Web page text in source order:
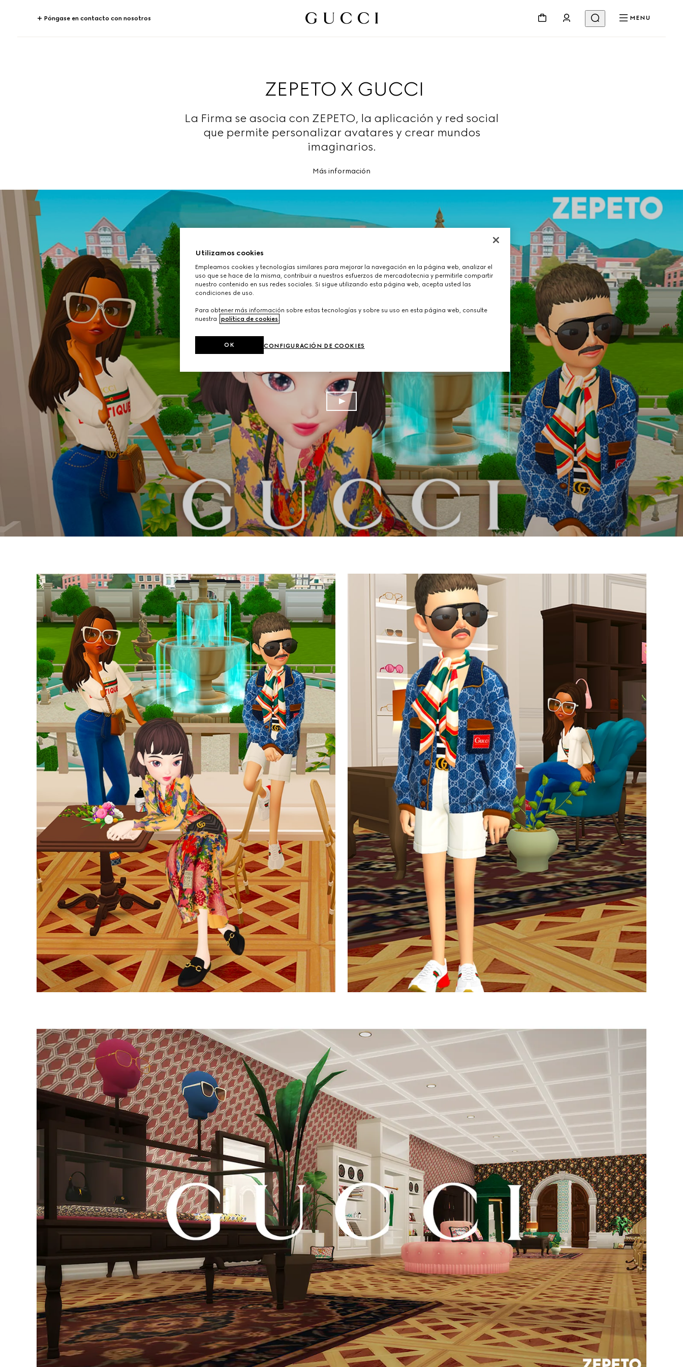
Póngase en contacto con nosotros MENU
ZEPETO X GUCCI
La Firma se asocia con ZEPETO, la aplicación y red social
que permite personalizar avatares y crear mundos
imaginarios.
Más información
Utilizamos cookies
Empleamos cookies y tecnologías similares para mejorar la navegación en la página web, analizar el
uso que se hace de la misma, contribuir a nuestros esfuerzos de mercadotecnia y permitirle compartir
nuestro contenido en sus redes sociales. Si sigue utilizando esta página web, acepta usted las
condiciones de uso.
Para obtener más información sobre estas tecnologías y sobre su uso en esta página web, consulte
nuestra
política de cookies.
CONFIGURACIÓN DE COOKIES
OK